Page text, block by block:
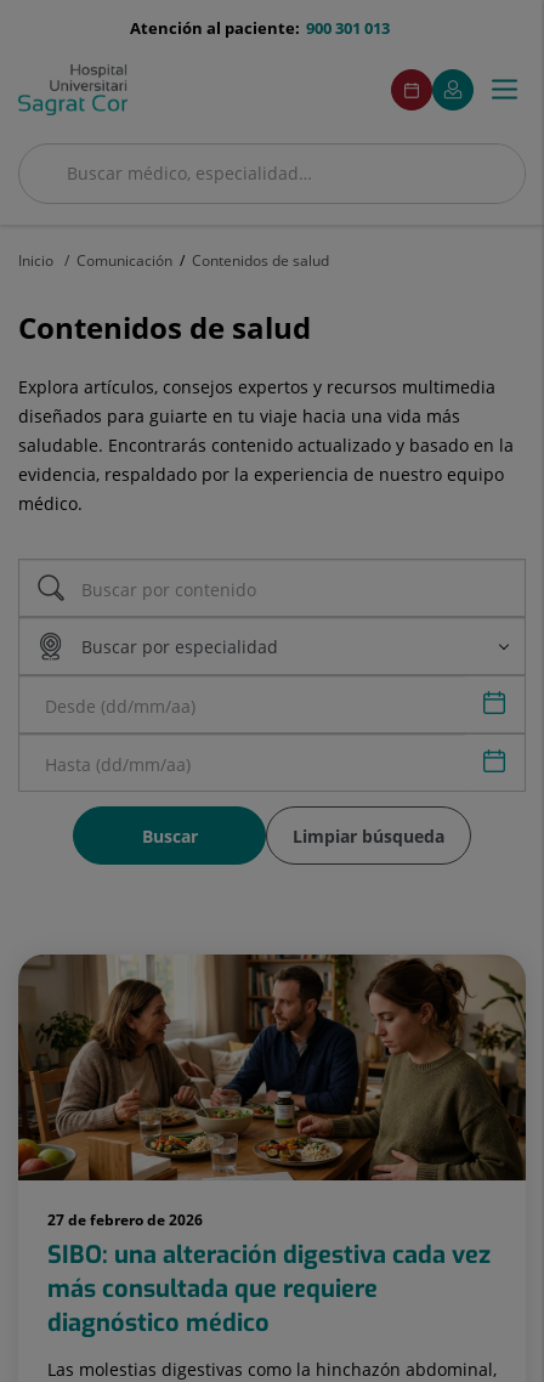
menu-
900 301 013
Atención al paciente:
Buscar
Buscar
menuAcceso
Pedir
cita
Este
enlace
se
en
Mi
Quirónsalud
Este
enlace
se
en
ventana
Menú
Inicio Comunicación Contenidos de salud
Contenidos de salud
Explora artículos, consejos expertos y recursos multimedia
diseñados para guiarte en tu viaje hacia una vida más
saludable. Encontrarás contenido actualizado y basado en la
evidencia, respaldado por la experiencia de nuestro equipo
médico.
Limpiar búsqueda
Buscar
27 de febrero de 2026
SIBO: una alteración digestiva cada vez
más consultada que requiere
diagnóstico médico
Las molestias digestivas como la hinchazón abdominal,